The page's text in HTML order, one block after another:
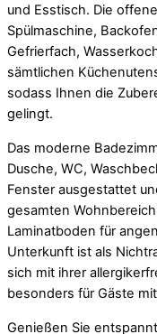
und Esstisch. Die
Spülmaschine,
Gefrierfach,
sämtlichen
sodass Ihnen die
gelingt.
Das moderne
Dusche, WC,
Fenster ausgestattet
gesamten
Laminatboden für
Unterkunft ist als
sich mit ihrer
besonders für Gäste
Genießen Sie